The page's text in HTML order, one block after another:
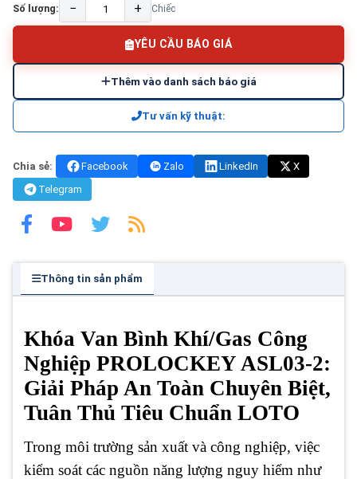
Số lượng: − + Chiếc
YÊU CẦU BÁO GIÁ
Thêm vào danh sách báo giá
Tư vấn kỹ thuật:
Chia sẻ: Facebook Zalo LinkedIn
X
Telegram
Thông tin sản phẩm
Khóa Van Bình Khí/Gas Công
Nghiệp PROLOCKEY ASL03-2:
Giải Pháp An Toàn Chuyên Biệt,
Tuân Thủ Tiêu Chuẩn LOTO
Trong môi trường sản xuất và công nghiệp, việc
kiểm soát các nguồn năng lượng nguy hiểm như